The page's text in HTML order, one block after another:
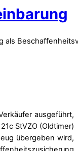
ausgeführt,
StVZO (Oldtimer)
übergeben wird,